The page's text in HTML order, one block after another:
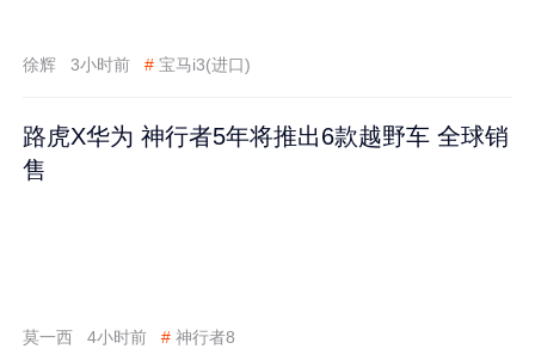
徐辉 3小时前 # 宝马i3(进口)
路虎X华为 神行者5年将推出6款越野车 全球销
售
莫一西 4小时前 # 神行者8